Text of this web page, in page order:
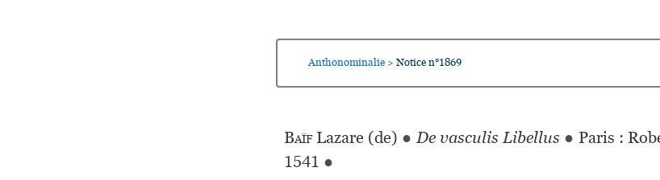
Anthonominalie > Notice n°1869
BaïfLazare (de) ● De vasculis Libellus ● Paris :
1541 ●